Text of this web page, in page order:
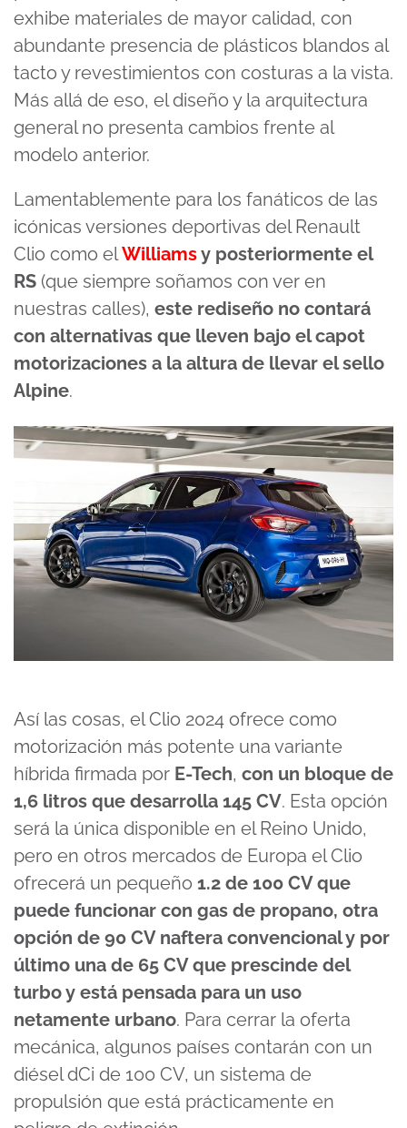
exhibe materiales de mayor calidad, con
abundante presencia de plásticos blandos al
tacto y revestimientos con costuras a la vista.
Más allá de eso, el diseño y la arquitectura
general no presenta cambios frente al
modelo anterior.
Lamentablemente para los fanáticos de las
icónicas versiones deportivas del Renault
Clio como elWilliamsy posteriormente el
RS (que siempre soñamos con ver en
nuestras calles), este rediseño no contará
con alternativas que lleven bajo el capot
motorizaciones a la altura de llevar el sello
Alpine.
Así las cosas, el Clio 2024 ofrece como
motorización más potente una variante
híbrida firmada por E-Tech, con un bloque de
1,6 litros que desarrolla 145 CV. Esta opción
será la única disponible en el Reino Unido,
pero en otros mercados de Europa el Clio
ofrecerá un pequeño 1.2 de 100 CV que
puede funcionar con gas de propano, otra
opción de 90 CV naftera convencional y por
último una de 65 CV que prescinde del
turbo y está pensada para un uso
netamente urbano. Para cerrar la oferta
mecánica, algunos países contarán con un
diésel dCi de 100 CV, un sistema de
propulsión que está prácticamente en